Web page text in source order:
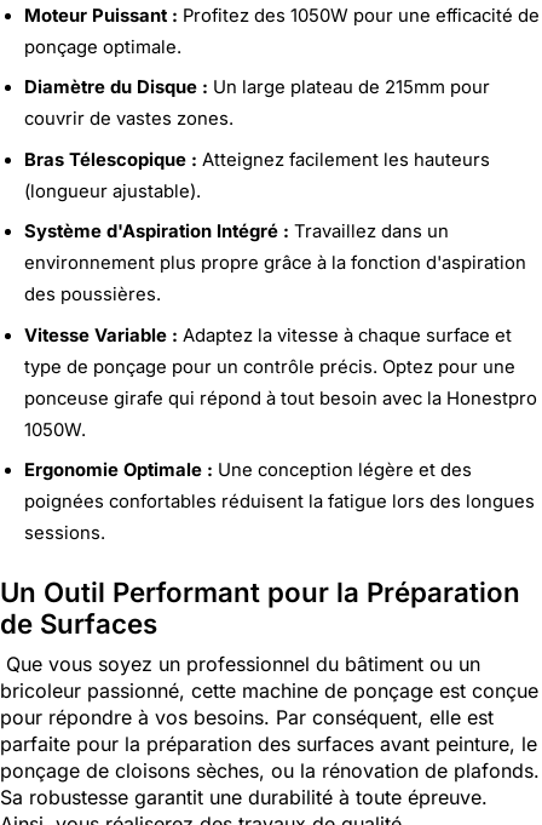
Moteur Puissant : Profitez des 1050W pour une efficacité de
ponçage optimale.
Diamètre du Disque : Un large plateau de 215mm pour
couvrir de vastes zones.
Bras Télescopique : Atteignez facilement les hauteurs
(longueur ajustable).
Système d'Aspiration Intégré : Travaillez dans un
environnement plus propre grâce à la fonction d'aspiration
des poussières.
Vitesse Variable : Adaptez la vitesse à chaque surface et
type de ponçage pour un contrôle précis. Optez pour une
ponceuse girafe qui répond à tout besoin avec la Honestpro
1050W.
Ergonomie Optimale : Une conception légère et des
poignées confortables réduisent la fatigue lors des longues
sessions.
Un Outil Performant pour la Préparation
de Surfaces
Que vous soyez un professionnel du bâtiment ou un
bricoleur passionné, cette machine de ponçage est conçue
pour répondre à vos besoins. Par conséquent, elle est
parfaite pour la préparation des surfaces avant peinture, le
ponçage de cloisons sèches, ou la rénovation de plafonds.
Sa robustesse garantit une durabilité à toute épreuve.